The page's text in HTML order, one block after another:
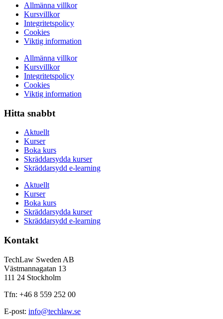
Allmänna villkor
Kursvillkor
Integritetspolicy
Cookies
Viktig information
Allmänna villkor
Kursvillkor
Integritetspolicy
Cookies
Viktig information
Hitta snabbt
Aktuellt
Kurser
Boka kurs
Skräddarsydda kurser
Skräddarsydd e-learning
Aktuellt
Kurser
Boka kurs
Skräddarsydda kurser
Skräddarsydd e-learning
Kontakt
TechLaw Sweden AB
Västmannagatan 13
111 24 Stockholm
Tfn: +46 8 559 252 00
E-post: info@techlaw.se